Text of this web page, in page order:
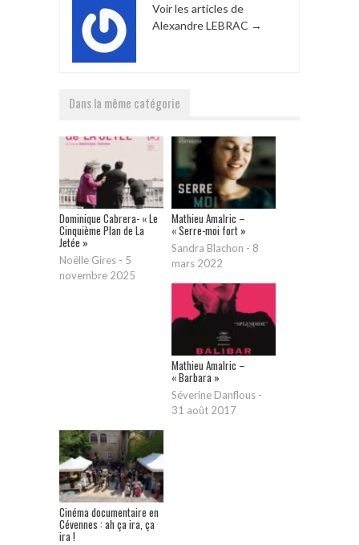
Voir les articles de
Alexandre LEBRAC →
Dans la même catégorie
Dominique Cabrera- « Le
Cinquième Plan de La
Jetée »
Noëlle Gires - 5
novembre 2025
Mathieu Amalric –
« Serre-moi fort »
Sandra Blachon - 8
mars 2022
Mathieu Amalric –
« Barbara »
Séverine Danflous -
31 août 2017
Cinéma documentaire en
Cévennes : ah ça ira, ça
ira !